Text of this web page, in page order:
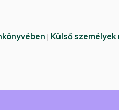
| Külső